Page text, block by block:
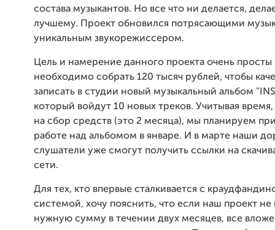
состава музыкантов. Но все что ни делается,
лучшему. Проект обновился потрясающими
уникальным звукорежиссером.
Цель и намерение данного проекта очень
необходимо собрать 120 тысяч рублей, чтобы
записать в студии новый музыкальный альбом
который войдут 10 новых треков. Учитывая
на сбор средств (это 2 месяца), мы планируем
работе над альбомом в январе. И в марте наши
слушатели уже смогут получить ссылки на
сети.
Для тех, кто впервые сталкивается с
системой, хочу пояснить, что если наш проект не
нужную сумму в течении двух месяцев, все